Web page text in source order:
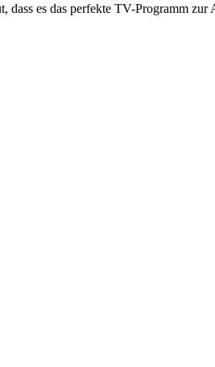
dass es das perfekte TV-Programm zur